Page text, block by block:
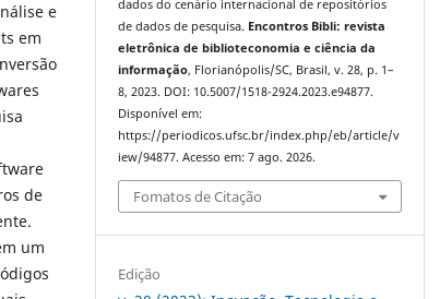
e
em
de
um
dados do cenário internacional de repositórios
de dados de pesquisa. Encontros Bibli: revista
eletrônica de biblioteconomia e ciência da
informação, Florianópolis/SC, Brasil, v. 28, p. 1–
8, 2023. DOI: 10.5007/1518-2924.2023.e94877.
Disponível em:
https://periodicos.ufsc.br/index.php/eb/article/v
iew/94877. Acesso em: 7 ago. 2026.
Fomatos de Citação
Edição